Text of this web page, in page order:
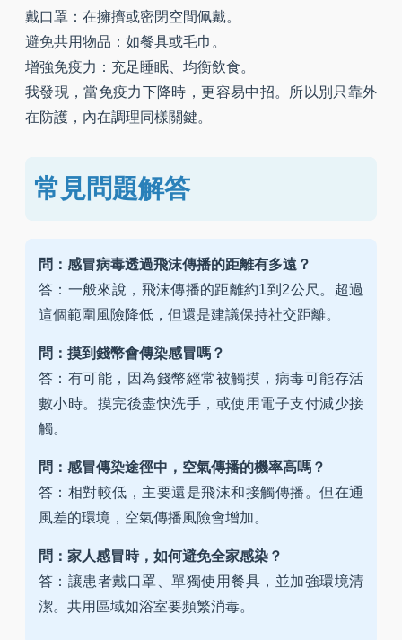
戴口罩：在擁擠或密閉空間佩戴。
避免共用物品：如餐具或毛巾。
增強免疫力：充足睡眠、均衡飲食。
我發現，當免疫力下降時，更容易中招。所以別只靠外
在防護，內在調理同樣關鍵。
常見問題解答
問：感冒病毒透過飛沫傳播的距離有多遠？
答：一般來說，飛沫傳播的距離約1到2公尺。超過
這個範圍風險降低，但還是建議保持社交距離。
問：摸到錢幣會傳染感冒嗎？
答：有可能，因為錢幣經常被觸摸，病毒可能存活
數小時。摸完後盡快洗手，或使用電子支付減少接
觸。
問：感冒傳染途徑中，空氣傳播的機率高嗎？
答：相對較低，主要還是飛沫和接觸傳播。但在通
風差的環境，空氣傳播風險會增加。
問：家人感冒時，如何避免全家感染？
答：讓患者戴口罩、單獨使用餐具，並加強環境清
潔。共用區域如浴室要頻繁消毒。